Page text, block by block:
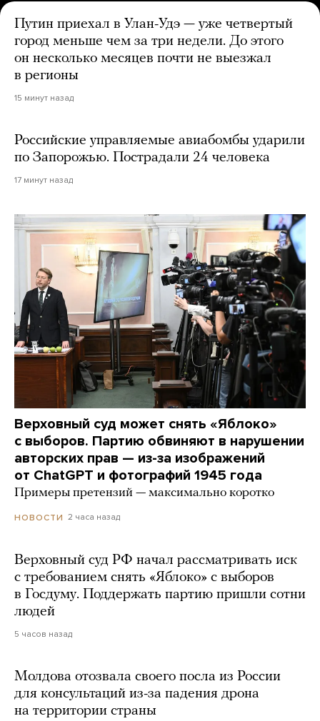
Путин приехал в Улан-Удэ — уже четвертый
город меньше чем за три недели. До этого
он несколько месяцев почти не выезжал
в регионы
15 минут назад
Российские управляемые авиабомбы ударили
по Запорожью. Пострадали 24 человека
17 минут назад
Верховный суд может снять «Яблоко»
с выборов. Партию обвиняют в нарушении
авторских прав — из-за изображений
от ChatGPT и фотографий 1945 года
Примеры претензий — максимально коротко
НОВОСТИ 2 часа назад
Верховный суд РФ начал рассматривать иск
с требованием снять «Яблоко» с выборов
в Госдуму. Поддержать партию пришли сотни
людей
5 часов назад
Молдова отозвала своего посла из России
для консультаций из-за падения дрона
на территории страны